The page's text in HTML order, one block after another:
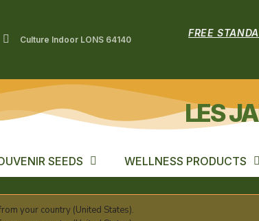
Culture Indoor LONS 64140
FREE
LES
SEEDS WELLNESS PRODUCTS
your country (United States).